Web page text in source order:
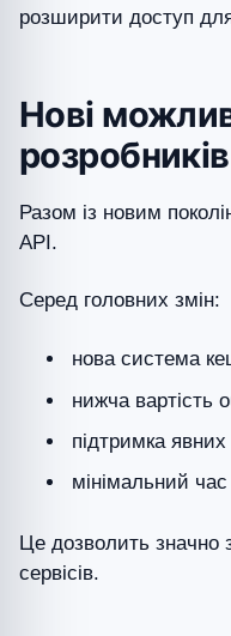
розширити доступ
Нові
розробників
Разом із новим
API.
Серед головних змін:
нова система
нижча вартість
підтримка
мінімальний
Це дозволить значно
сервісів.